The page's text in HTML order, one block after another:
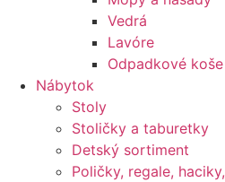
Vedrá
Lavóre
Odpadkové koše
Nábytok
Stoly
Stoličky a taburetky
Detský sortiment
Poličky, regale,